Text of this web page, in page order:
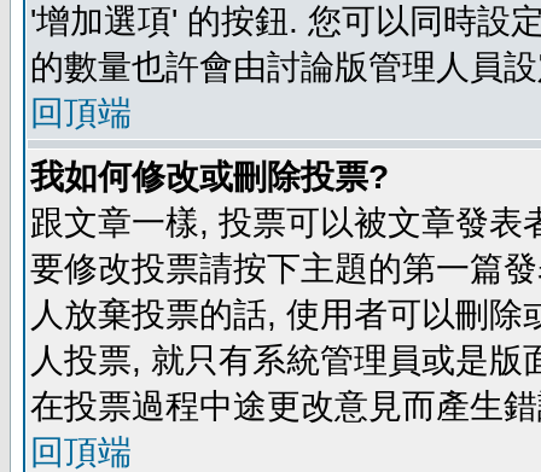
'增加選項' 的按鈕. 您可以同時設
的數量也許會由討論版管理人員
回頂端
我如何修改或刪除投票?
跟文章一樣, 投票可以被文章發
要修改投票請按下主題的第一篇
人放棄投票的話, 使用者可以刪
人投票, 就只有系統管理員或是
在投票過程中途更改意見而產生
回頂端